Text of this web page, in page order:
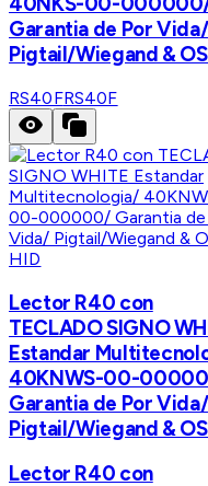
Garantia de Por Vida/
Pigtail/Wiegand &
RS40FRS40F
HID
Lector R40 con
TECLADO SIGNO
Estandar
40KNWS-00-
Garantia de Por Vida/
Pigtail/Wiegand &
Lector R40 con